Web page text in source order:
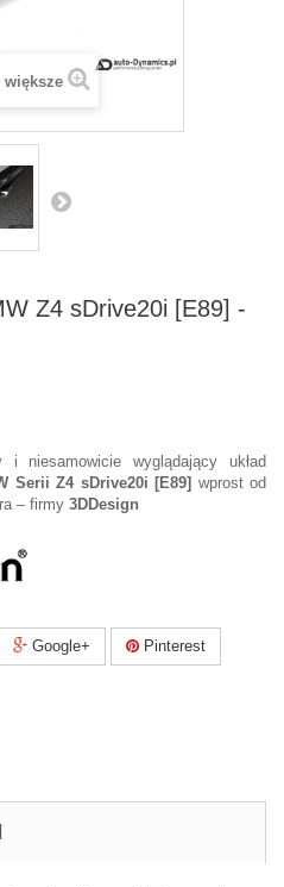
większe
Z4 sDrive20i [E89] -
i niesamowicie wyglądający układ
Serii Z4 sDrive20i [E89] wprost od
– firmy 3DDesign
Google+ Pinterest